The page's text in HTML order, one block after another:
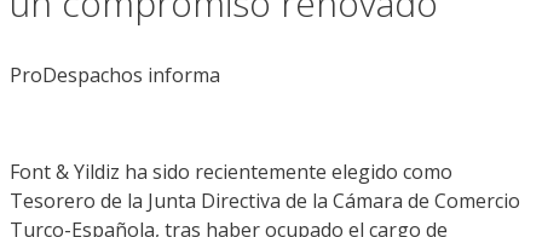
ProDespachos informa
Font & Yildiz ha sido recientemente elegido como
Tesorero de la Junta Directiva de la Cámara de Comercio
Turco-Española, tras haber ocupado el cargo de